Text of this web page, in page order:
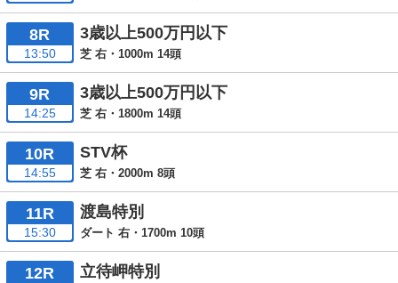
8R
13:50
3歳以上500万円以下
芝 右・1000m 14頭
9R
14:25
3歳以上500万円以下
芝 右・1800m 14頭
10R
14:55
STV杯
芝 右・2000m 8頭
11R
15:30
渡島特別
ダート 右・1700m 10頭
12R 立待岬特別